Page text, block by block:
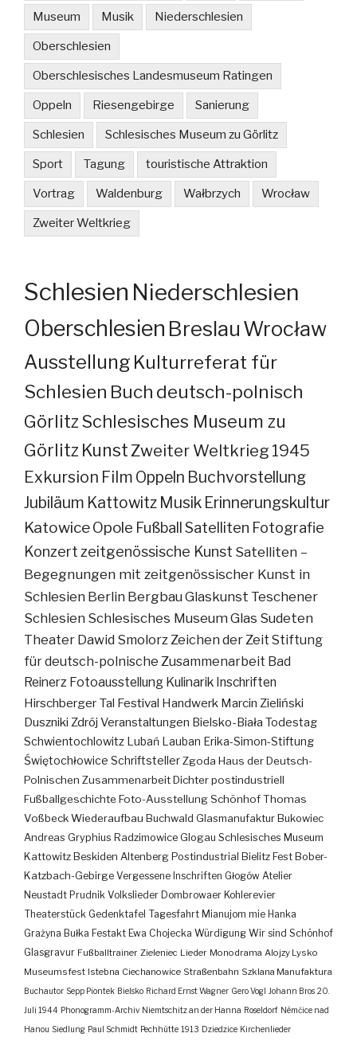
Museum Musik Niederschlesien
Oberschlesien
Oberschlesisches Landesmuseum Ratingen
Oppeln Riesengebirge Sanierung
Schlesien Schlesisches Museum zu Görlitz
Sport Tagung touristische Attraktion
Vortrag Waldenburg Wałbrzych Wrocław
Zweiter Weltkrieg
Schlesien Niederschlesien
Oberschlesien Breslau Wrocław
Ausstellung Kulturreferat für
Schlesien Buch deutsch-polnisch
GörlitzSchlesisches Museum zu
Görlitz KunstZweiter Weltkrieg 1945
Exkursion Film Oppeln Buchvorstellung
Jubiläum Kattowitz Musik Erinnerungskultur
KatowiceOpole FußballSatelliten Fotografie
Konzertzeitgenössische Kunst Satelliten –
Begegnungen mit zeitgenössischer Kunst in
Schlesien Berlin BergbauGlaskunst Teschener
Schlesien Schlesisches MuseumGlas Sudeten
Theater Dawid SmolorzZeichen der Zeit Stiftung
für deutsch-polnische Zusammenarbeit Bad
Reinerz Fotoausstellung Kulinarik Inschriften
Hirschberger Tal Festival Handwerk Marcin Zieliński
Duszniki Zdrój Veranstaltungen Bielsko-Biała Todestag
Schwientochlowitz Lubań Lauban Erika-Simon-Stiftung
Świętochłowice SchriftstellerZgoda Haus der Deutsch-
Polnischen ZusammenarbeitDichterpostindustriell
Fußballgeschichte Foto-AusstellungSchönhofThomas
VoßbeckWiederaufbau Buchwald Glasmanufaktur Bukowiec
Andreas Gryphius Radzimowice Glogau Schlesisches Museum
Kattowitz Beskiden Altenberg Postindustrial Bielitz Fest Bober-
Katzbach-Gebirge Vergessene Inschriften Głogów Atelier
Neustadt Prudnik Volkslieder Dombrowaer Kohlerevier
Theaterstück Gedenktafel Tagesfahrt Mianujom mie Hanka
Grażyna Bułka Festakt Ewa Chojecka Würdigung Wir sind Schönhof
Glasgravur Fußballtrainer Zieleniec Lieder Monodrama Alojzy Lysko
Museumsfest Istebna Ciechanowice Straßenbahn Szklana Manufaktura
Buchautor Sepp Piontek Bielsko Richard Ernst Wagner Gero Vogl Johann Bros 20.
Juli 1944 Phonogramm-Archiv Niemtschitz an der Hanna Roseldorf Némčice nad
Hanou Siedlung Paul Schmidt Pechhütte 1913 Dziedzice Kirchenlieder